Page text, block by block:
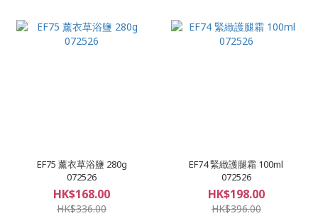
EF75 薰衣草浴鹽 280g
072526
HK$168.00
HK$336.00
EF74 緊緻護腿霜 100ml
072526
HK$198.00
HK$396.00